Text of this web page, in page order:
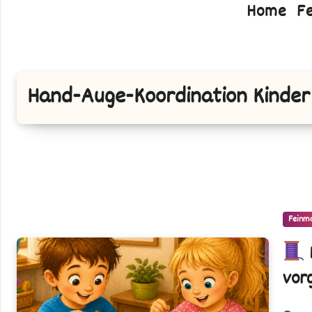
Home
Hand-Auge-Koordination Kinder
Kreativ
nähen
&